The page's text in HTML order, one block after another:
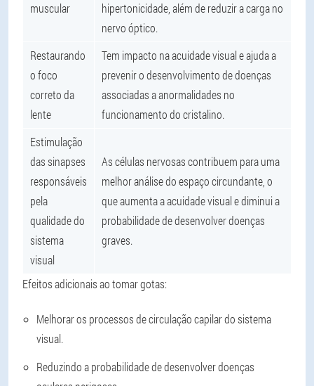
muscular
hipertonicidade, além de reduzir a carga no
nervo óptico.
Restaurando
o foco
correto da
lente
Tem impacto na acuidade visual e ajuda a
prevenir o desenvolvimento de doenças
associadas a anormalidades no
funcionamento do cristalino.
Estimulação
das sinapses
responsáveis
pela
qualidade do
sistema
visual
As células nervosas contribuem para uma
melhor análise do espaço circundante, o
que aumenta a acuidade visual e diminui a
probabilidade de desenvolver doenças
graves.
Efeitos adicionais ao tomar gotas:
Melhorar os processos de circulação capilar do sistema
visual.
Reduzindo a probabilidade de desenvolver doenças